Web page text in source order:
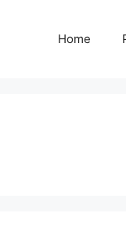
Home